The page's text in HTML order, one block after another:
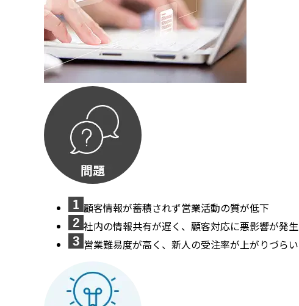
顧客情報が蓄積されず営業活動の質が低下
社内の情報共有が遅く、顧客対応に悪影響が発生
営業難易度が高く、新人の受注率が上がりづらい